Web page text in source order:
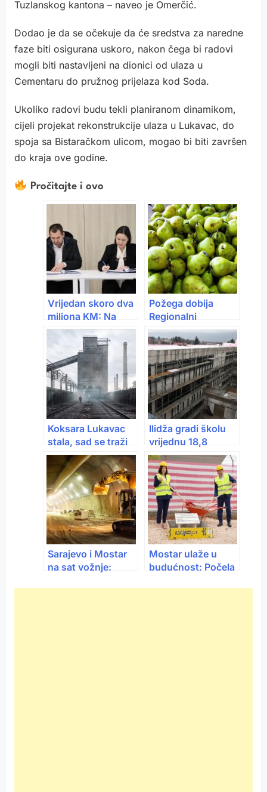
Tuzlanskog kantona – naveo je Omerčić.
Dodao je da se očekuje da će sredstva za naredne
faze biti osigurana uskoro, nakon čega bi radovi
mogli biti nastavljeni na dionici od ulaza u
Cementaru do pružnog prijelaza kod Soda.
Ukoliko radovi budu tekli planiranom dinamikom,
cijeli projekat rekonstrukcije ulaza u Lukavac, do
spoja sa Bistaračkom ulicom, mogao bi biti završen
do kraja ove godine.
Pročitajte i ovo
Vrijedan skoro dva
miliona KM: Na
Grbavici niče novi
dom za mlade
poduzetnike
Požega dobija
Regionalni
distributivni centar
vrijedan 15,6
miliona eura
Koksara Lukavac
stala, sad se traži
kupac iz
inostranstva?
Ilidža gradi školu
vrijednu 18,8
miliona KM: U toku
montaža dvorane i
instalacija
Sarajevo i Mostar
na sat vožnje:
Mostar ulaže u
budućnost: Počela